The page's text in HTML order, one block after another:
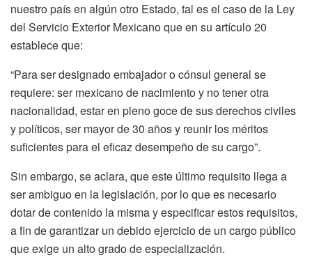
nuestro país en algún otro Estado, tal es el caso de la Ley
del Servicio Exterior Mexicano que en su artículo 20
establece que:
“Para ser designado embajador o cónsul general se
requiere: ser mexicano de nacimiento y no tener otra
nacionalidad, estar en pleno goce de sus derechos civiles
y políticos, ser mayor de 30 años y reunir los méritos
suficientes para el eficaz desempeño de su cargo”.
Sin embargo, se aclara, que este último requisito llega a
ser ambiguo en la legislación, por lo que es necesario
dotar de contenido la misma y especificar estos requisitos,
a fin de garantizar un debido ejercicio de un cargo público
que exige un alto grado de especialización.